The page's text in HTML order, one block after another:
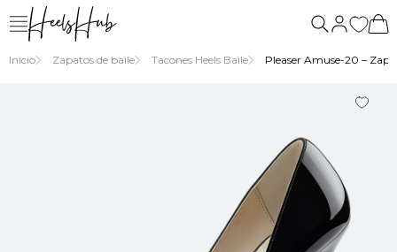
nosotros
Inicio Zapatos de baile Tacones Heels Baile Pleaser Amuse-20 –